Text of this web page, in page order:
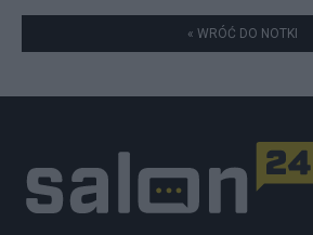
« WRÓĆ DO NOTKI